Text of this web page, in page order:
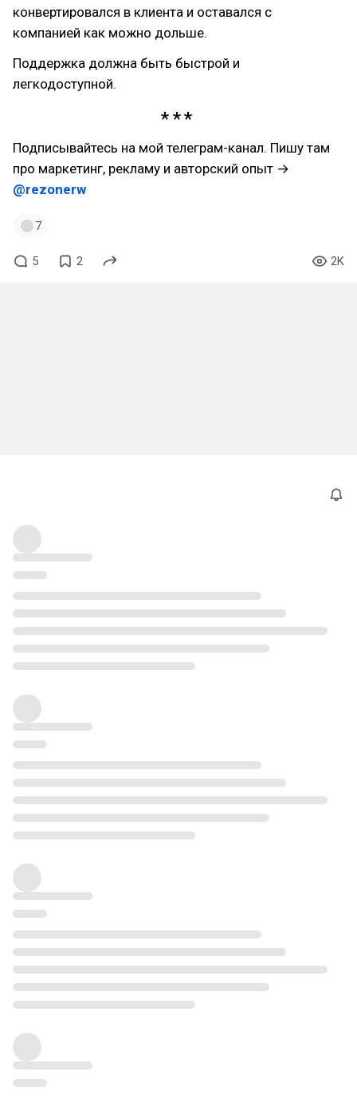
конвертировался в клиента и оставался с
компанией как можно дольше.
Поддержка должна быть быстрой и
легкодоступной.
Подписывайтесь на мой телеграм-канал. Пишу там
про маркетинг, рекламу и авторский опыт →
@rezonerw
7
5 2 2K